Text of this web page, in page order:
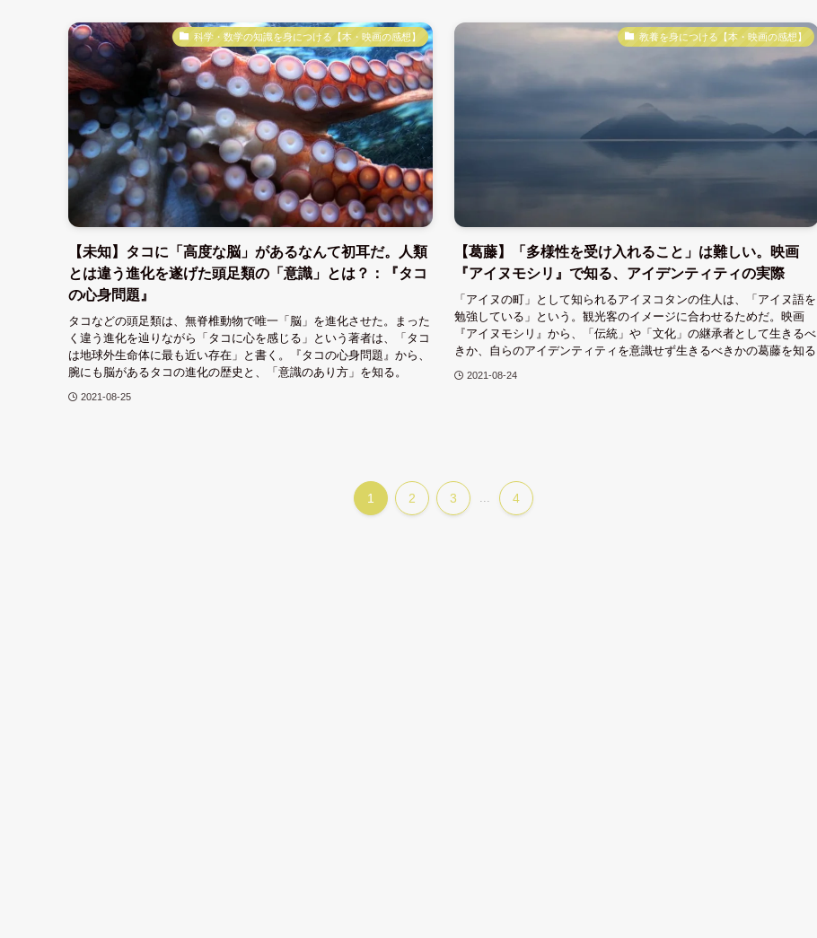
科学・数学の知識を身につける【本・映画の感想】
【未知】タコに「高度な脳」があるなんて初耳だ。人類
とは違う進化を遂げた頭足類の「意識」とは？：『タコ
の心身問題』
タコなどの頭足類は、無脊椎動物で唯一「脳」を進化させた。まった
く違う進化を辿りながら「タコに心を感じる」という著者は、「タコ
は地球外生命体に最も近い存在」と書く。『タコの心身問題』から、
腕にも脳があるタコの進化の歴史と、「意識のあり方」を知る。
2021-08-25
教養を身につける【本・映画の感想】
【葛藤】「多様性を受け入れること」は難しい。映画
『アイヌモシリ』で知る、アイデンティティの実際
「アイヌの町」として知られるアイヌコタンの住人は、「アイヌ語を
勉強している」という。観光客のイメージに合わせるためだ。映画
『アイヌモシリ』から、「伝統」や「文化」の継承者として生きるべ
きか、自らのアイデンティティを意識せず生きるべきかの葛藤を知る
2021-08-24
1 2 3 4